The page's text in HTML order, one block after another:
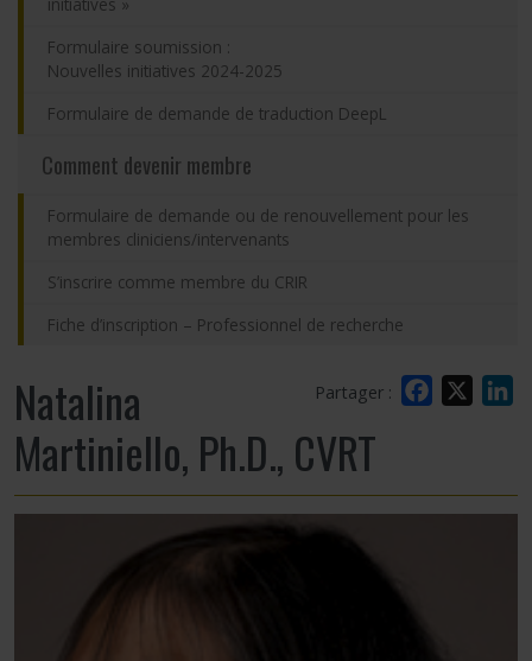
initiatives »
Formulaire soumission :
Nouvelles initiatives 2024-2025
Formulaire de demande de traduction DeepL
Comment devenir membre
Formulaire de demande ou de renouvellement pour les
membres cliniciens/intervenants
S’inscrire comme membre du CRIR
Fiche d’inscription – Professionnel de recherche
Partager : Facebook
Natalina
Martiniello, Ph.D., CVRT